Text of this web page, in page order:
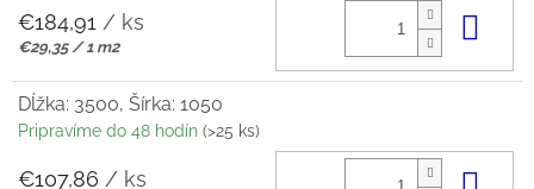
€184,91 / ks
Jednotková
€29,35 / 1 m2
Dĺžka: 3500, Šírka: 1050
Pripravíme do 48 hodín (>25 ks)
€107,86 / ks